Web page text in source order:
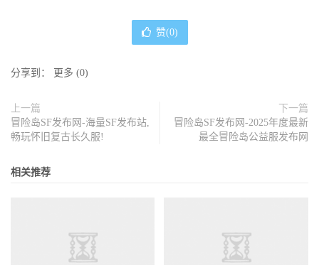
赞(0)
分享到： 更多 (0)
上一篇
冒险岛SF发布网-海量SF发布站,
畅玩怀旧复古长久服!
下一篇
冒险岛SF发布网-2025年度最新
最全冒险岛公益服发布网
相关推荐